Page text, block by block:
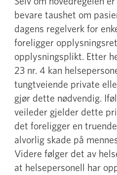
bevare taushet om
dagens regelverk for
foreligger
opplysningsplikt. Etter
23 nr. 4 kan
tungtveiende private
gjør dette nødvendig.
veileder gjelder dette
det foreligger en
alvorlig skade på
Videre følger det av
at helsepersonell har